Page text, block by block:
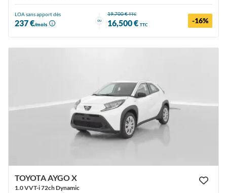
LOA sans apport dès
237 €/mois
ou
19,700 €TTC
16,500 € TTC -16%
TOYOTA AYGO X
1.0 VVT-i 72ch Dynamic